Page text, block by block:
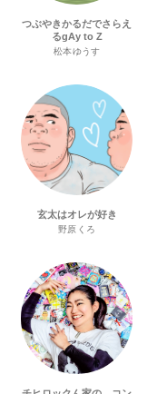
つぶやきかるだでさらえ
るgAy to Z
松本ゆうす
玄太はオレが好き
野原くろ